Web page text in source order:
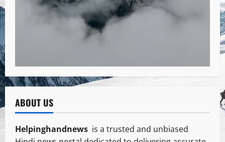
ABOUT US
Helpinghandnews is a trusted and unbiased